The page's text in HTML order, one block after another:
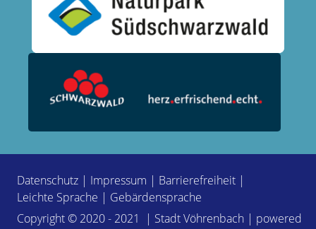
Datenschutz | Impressum | Barrierefreiheit |
Leichte Sprache | Gebärdensprache
Copyright © 2020 - 2021 | Stadt Vöhrenbach | powered